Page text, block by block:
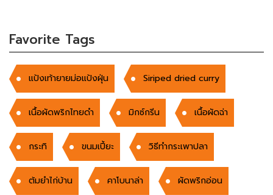
Favorite Tags
แป้งเท้ายายม่อแป้งฝุ่น Siriped dried curry
เนื้อผัดพริกไทยดำ มิกซ์กรีน เนื้อผัดฉ่า
กระทิ ขนมเปี้ยะ วิธีทำกระเพาปลา
ต้มยำไก่บ้าน คาโบนาล่า ผัดพริกอ่อน